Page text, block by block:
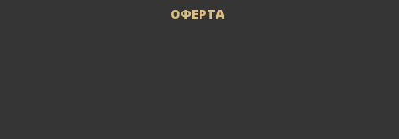
ОФЕРТА